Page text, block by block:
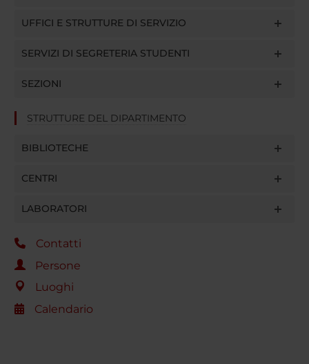
UFFICI E STRUTTURE DI SERVIZIO
SERVIZI DI SEGRETERIA STUDENTI
SEZIONI
STRUTTURE DEL DIPARTIMENTO
BIBLIOTECHE
CENTRI
LABORATORI
Contatti
Persone
Luoghi
Calendario